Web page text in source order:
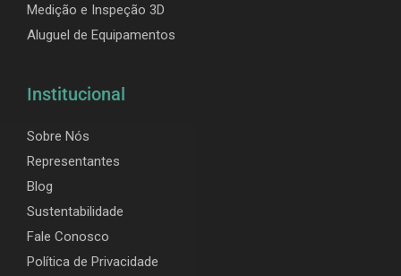
Medição e Inspeção 3D
Aluguel de Equipamentos
Institucional
Sobre Nós
Representantes
Blog
Sustentabilidade
Fale Conosco
Política de Privacidade